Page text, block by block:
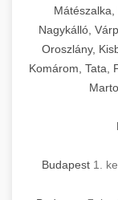
Nagykálló,
Oroszlány,
Komárom, Tata,
Budapest 1.